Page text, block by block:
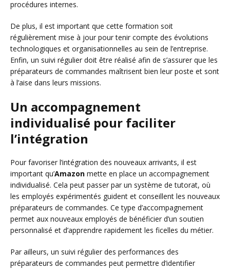
procédures internes.
De plus, il est important que cette formation soit
régulièrement mise à jour pour tenir compte des évolutions
technologiques et organisationnelles au sein de l’entreprise.
Enfin, un suivi régulier doit être réalisé afin de s’assurer que les
préparateurs de commandes maîtrisent bien leur poste et sont
à l’aise dans leurs missions.
Un accompagnement
individualisé pour faciliter
l’intégration
Pour favoriser l’intégration des nouveaux arrivants, il est
important qu’Amazon mette en place un accompagnement
individualisé. Cela peut passer par un système de tutorat, où
les employés expérimentés guident et conseillent les nouveaux
préparateurs de commandes. Ce type d’accompagnement
permet aux nouveaux employés de bénéficier d’un soutien
personnalisé et d’apprendre rapidement les ficelles du métier.
Par ailleurs, un suivi régulier des performances des
préparateurs de commandes peut permettre d’identifier